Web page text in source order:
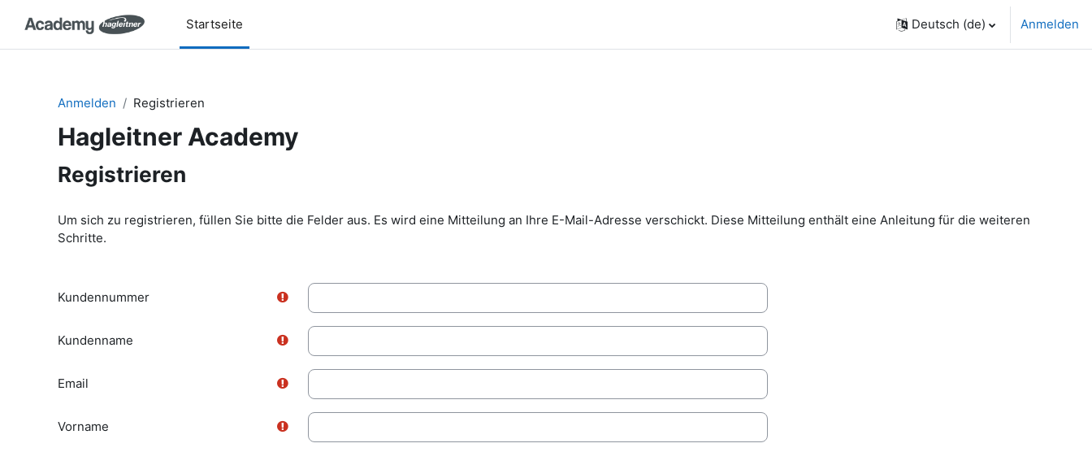
Startseite
Deutsch ‎(de)‎ Anmelden
Anmelden Registrieren
Hagleitner Academy
Registrieren
Registrieren
Um sich zu registrieren, füllen Sie bitte die Felder aus. Es wird eine Mitteilung an Ihre E-Mail-Adresse verschickt. Diese Mitteilung enthält eine Anleitung für die weiteren
Schritte.
Kundennummer
Kundenname
Email
Vorname